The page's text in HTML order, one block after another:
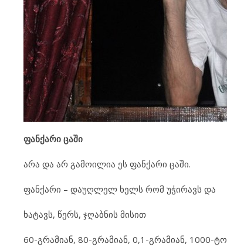
ფან­ქა­რი ცა­ში
არა და არ გამოილია ეს ფანქარი ცაში.
ფანქარი – დაუღლელ ხელს რომ უჭირავს და
ხატავს, წერს, ჯღაბნის მისით
60-გრამიან, 80-გრამიან, 0,1-გრამიან, 1000-ტო